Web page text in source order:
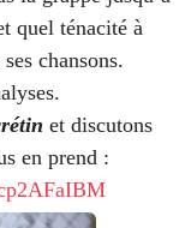
quel ténacité à
chansons.
et discutons
en prend :